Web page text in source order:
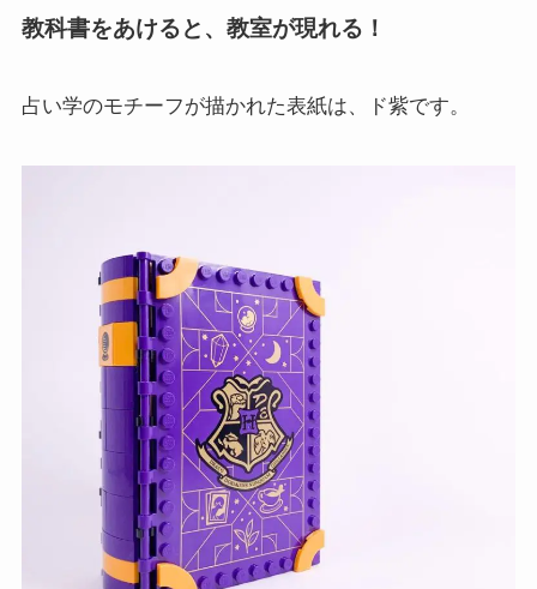
教科書をあけると、教室が現れる！
占い学のモチーフが描かれた表紙は、ド紫です。